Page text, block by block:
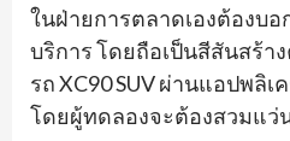
ในฝ่ายการตลาดเองต้องบ
บริการ โดยถือเป็นสีสันสร้า
รถ XC90 SUV ผ่านแอปพลิเ
โดยผู้ทดลองจะต้องสวมแว่